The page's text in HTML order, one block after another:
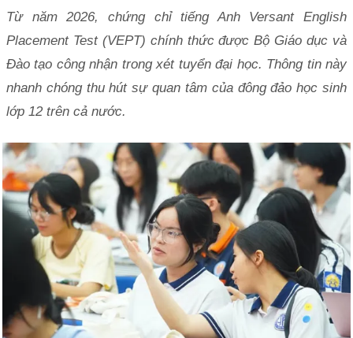
Từ năm 2026, chứng chỉ tiếng Anh Versant English
Placement Test (VEPT) chính thức được Bộ Giáo dục và
Đào tạo công nhận trong xét tuyển đại học. Thông tin này
nhanh chóng thu hút sự quan tâm của đông đảo học sinh
lớp 12 trên cả nước.